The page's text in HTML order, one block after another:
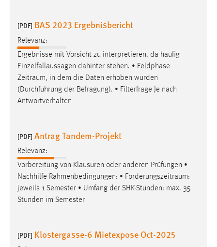
[PDF] BAS 2023 Ergebnisbericht
Relevanz:
Ergebnisse mit Vorsicht zu interpretieren, da häufig
Einzelfallaussagen dahinter stehen. • Feldphase
Zeitraum, in dem die Daten erhoben wurden
(Durchführung der Befragung). • Filterfrage Je nach
Antwortverhalten
[PDF] Antrag Tandem-Projekt
Relevanz:
Vorbereitung von Klausuren oder anderen Prüfungen •
Nachhilfe Rahmenbedingungen: • Förderungszeitraum:
jeweils 1 Semester • Umfang der SHK-Stunden: max. 35
Stunden im Semester
[PDF] Klostergasse-6 Mietexpose Oct-2025
Plattformen anzeigen zu können, werden von diesen
externen Medien Cookies gesetzt.
YouTube
Vimeo